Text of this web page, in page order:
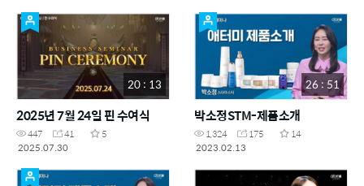
20 : 13
2025년 7월 24일 핀 수여식
447 41
5
2025.07.30
26 : 51
박소정STM-제품소개
1,324 175
14
2023.02.13